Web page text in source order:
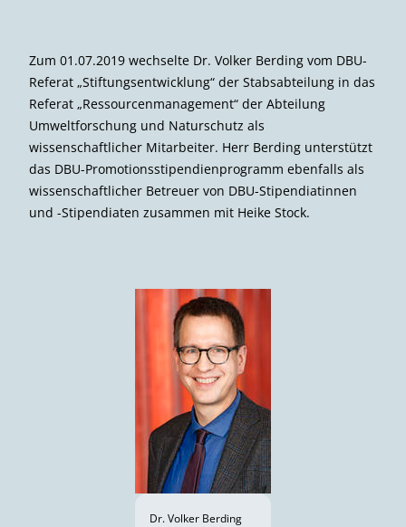
Zum 01.07.2019 wechselte Dr. Volker Berding vom DBU-
Referat „Stiftungsentwicklung“ der Stabsabteilung in das
Referat „Ressourcenmanagement“ der Abteilung
Umweltforschung und Naturschutz als
wissenschaftlicher Mitarbeiter. Herr Berding unterstützt
das DBU-Promotionsstipendienprogramm ebenfalls als
wissenschaftlicher Betreuer von DBU-Stipendiatinnen
und -Stipendiaten zusammen mit Heike Stock.
Dr. Volker Berding